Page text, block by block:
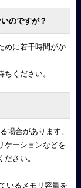
のですが？
めに若干時間がか
ください。
場合があります。
ケーションなどを
さい。
いるメモリ容量を